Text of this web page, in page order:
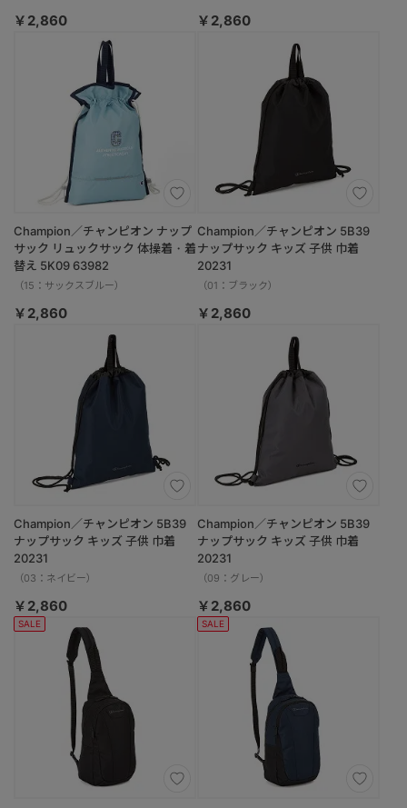
￥2,860 ￥2,860
Champion／チャンピオン ナップ
サック リュックサック 体操着・着
替え 5K09 63982
（15：サックスブルー）
￥2,860
Champion／チャンピオン 5B39
ナップサック キッズ 子供 巾着
20231
（01：ブラック）
￥2,860
Champion／チャンピオン 5B39
ナップサック キッズ 子供 巾着
20231
（03：ネイビー）
￥2,860
Champion／チャンピオン 5B39
ナップサック キッズ 子供 巾着
20231
（09：グレー）
￥2,860
SALE SALE